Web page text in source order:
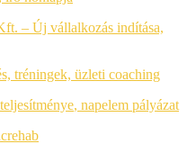
– Új vállalkozás indítása,
tréningek, üzleti coaching
, napelem pályázat